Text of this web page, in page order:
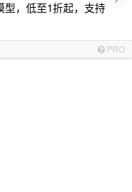
型，低至1折起，支持
PRO